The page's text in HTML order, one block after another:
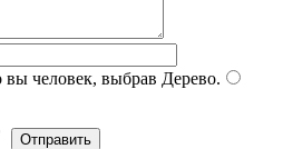
человек, выбрав Дерево.